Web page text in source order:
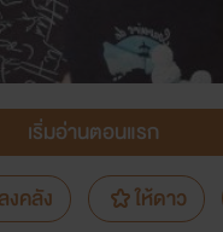
เริ่มอ่านตอนแรก
งคลัง
ให้ดาว